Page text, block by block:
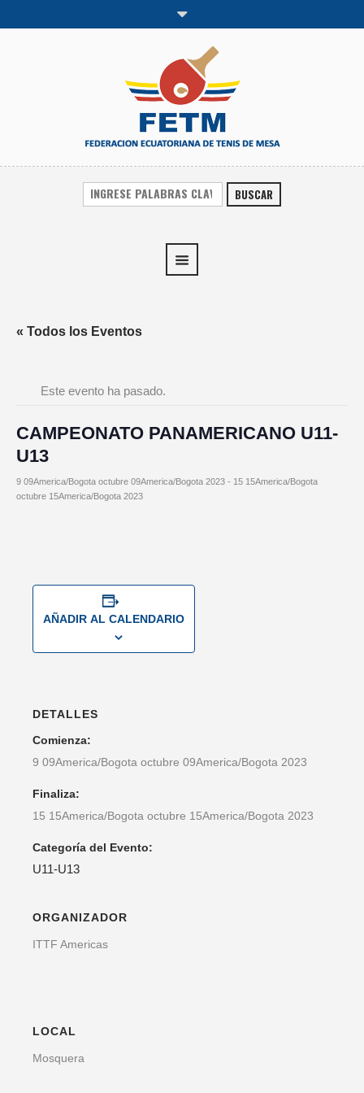
BUSCAR
« Todos los Eventos
Este evento ha pasado.
CAMPEONATO PANAMERICANO U11-
U13
9 09America/Bogota octubre 09America/Bogota 2023 - 15 15America/Bogota
octubre 15America/Bogota 2023
AÑADIR AL CALENDARIO
DETALLES
Comienza:
9 09America/Bogota octubre 09America/Bogota 2023
Finaliza:
15 15America/Bogota octubre 15America/Bogota 2023
Categoría del Evento:
U11-U13
ORGANIZADOR
ITTF Americas
LOCAL
Mosquera